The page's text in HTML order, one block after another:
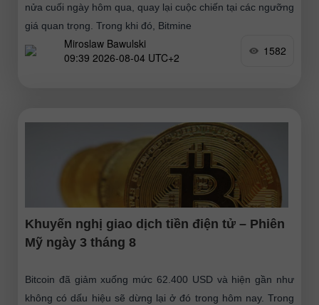
nửa cuối ngày hôm qua, quay lại cuộc chiến tại các ngưỡng
giá quan trọng. Trong khi đó, Bitmine
Miroslaw Bawulski
09:39 2026-08-04 UTC+2
1582
Khuyến nghị giao dịch tiền điện tử – Phiên
Mỹ ngày 3 tháng 8
Bitcoin đã giảm xuống mức 62.400 USD và hiện gần như
không có dấu hiệu sẽ dừng lại ở đó trong hôm nay. Trong